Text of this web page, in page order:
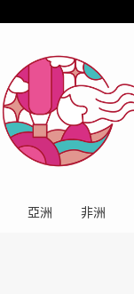
亞洲 非洲